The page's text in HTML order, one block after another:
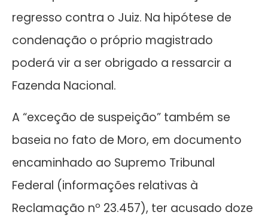
regresso contra o Juiz. Na hipótese de
condenação o próprio magistrado
poderá vir a ser obrigado a ressarcir a
Fazenda Nacional.
A “exceção de suspeição” também se
baseia no fato de Moro, em documento
encaminhado ao Supremo Tribunal
Federal (informações relativas à
Reclamação nº 23.457), ter acusado doze